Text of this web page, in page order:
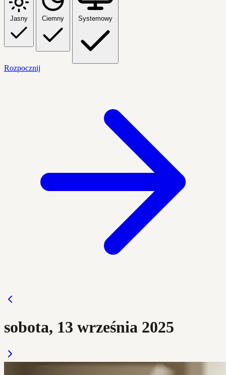
Jasny Ciemny Systemowy
Rozpocznij
sobota, 13 września 2025